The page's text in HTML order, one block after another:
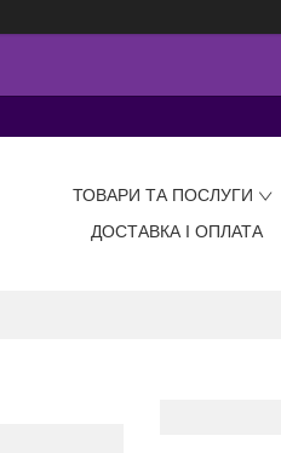
ТОВАРИ ТА ПОСЛУГИ
ДОСТАВКА І ОПЛАТА